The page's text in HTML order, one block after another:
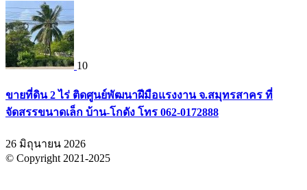
10
ขายที่ดิน 2 ไร่ ติดศูนย์พัฒนาฝีมือแรงงาน จ.สมุทรสาคร ที่
จัดสรรขนาดเล็ก บ้าน-โกดัง โทร 062-0172888
26 มิถุนายน 2026
© Copyright 2021-2025